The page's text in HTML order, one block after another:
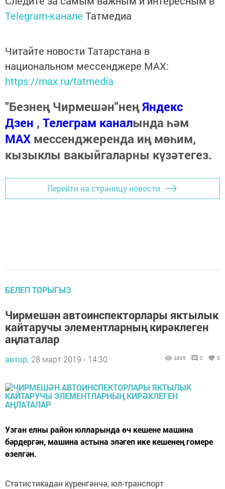
Telegram-канале Татмедиа
Читайте новости Татарстана в
национальном мессенджере MАХ:
https://max.ru/tatmedia
"Безнең Чирмешән"неңЯндекс
Дзен , Телеграм каналында һәм
МАХ мессенджеренда иң мөһим,
кызыклы вакыйгаларны күзәтегез.
Перейти на страницу новости
БЕЛЕП ТОРЫГЫЗ
Чирмешән автоинспекторлары яктылык
кайтаручы элементларның кирәклеген
аңлаталар
автор, 28 март 2019 - 14:30 4895 0 0
Узган елны район юлларында өч кешене машина
бәрдергән, машина астына эләгеп ике кешенең гомере
өзелгән.
Статистикадан күренгәнчә, юл-транспорт